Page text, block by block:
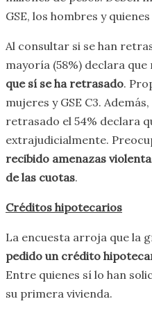
GSE, los hombres y
Al consultar si se han
mayoría (58%) declara
que sí se ha retrasado.
mujeres y GSE C3.
retrasado el 54% declara
extrajudicialmente.
recibido amenazas
de las cuotas.
Créditos hipotecarios
La encuesta arroja que la
pedido un crédito
Entre quienes sí lo han
su primera vivienda.